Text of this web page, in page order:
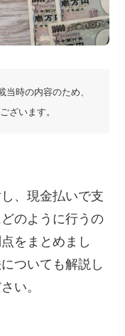
時の内容のため、
ざいます。
、現金払いで支
のように行うの
をまとめまし
ついても解説し
い。